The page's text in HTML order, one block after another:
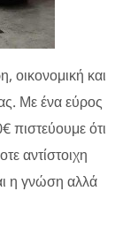
και
Με ένα εύρος
πιστεύουμε ότι
αντίστοιχη
η γνώση αλλά